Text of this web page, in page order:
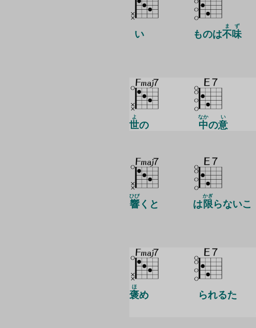
い ものは不味
まず
世
よ
の 中
なか
の意
い
響
ひび
くと は 限
かぎ
らないこ
褒
ほ
め
られるた